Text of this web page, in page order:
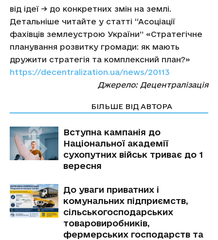
від ідеї → до конкретних змін на землі.
Детальніше читайте у статті “Асоціації
фахівців землеустрою України” «Стратегічне
планування розвитку громади: як мають
дружити стратегія та комплексний план?»
https://decentralization.ua/news/20113
Джерело: Децентралізація
БІЛЬШЕ ВІД АВТОРА
Вступна кампанія до
Національної академії
сухопутних військ триває до 1
вересня
До уваги приватних і
комунальних підприємств,
сільськогосподарських
товаровиробників,
фермерських господарств та